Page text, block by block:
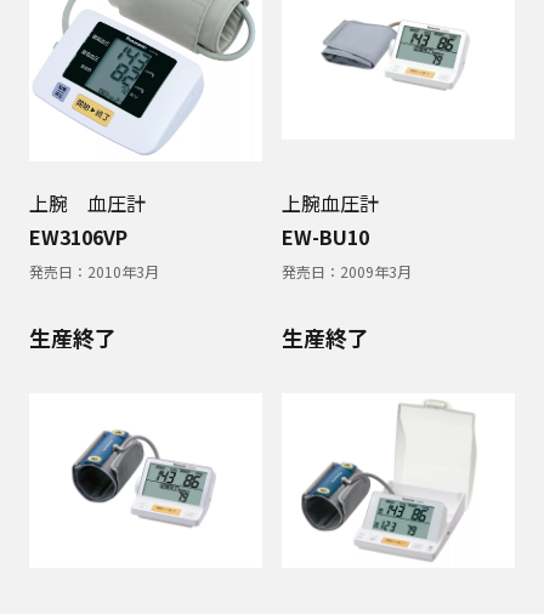
上腕 血圧計
EW3106VP
発売日： 2010年3月
上腕血圧計
EW-BU10
発売日： 2009年3月
生産終了 生産終了